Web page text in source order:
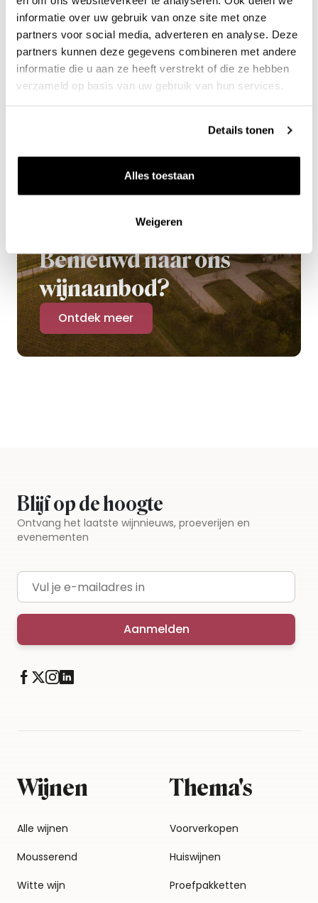
informatie over uw gebruik van onze site met onze
partners voor social media, adverteren en analyse. Deze
partners kunnen deze gegevens combineren met andere
informatie die u aan ze heeft verstrekt of die ze hebben
verzameld op basis van uw gebruik van hun services.
Details tonen
Alles toestaan
Weigeren
Benieuwd naar ons
wijnaanbod?
Ontdek meer
Blijf op de hoogte
Ontvang het laatste wijnnieuws, proeverijen en
evenementen
E-mailadres
Aanmelden
Wijnen
Alle wijnen
Mousserend
Witte wijn
Thema's
Voorverkopen
Huiswijnen
Proefpakketten